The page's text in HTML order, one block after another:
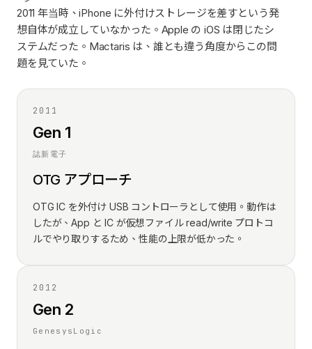
2011 年当時、iPhone に外付けストレージを差すという発
想自体が成立していなかった。Apple の iOS は閉じたシ
ステムだった。Mactaris は、誰とも違う角度からこの問
題を見ていた。
2011
Gen 1
誌新電子
OTG アプローチ
OTG IC を外付け USB コントローラとして使用。動作は
したが、App と IC が仮想ファイル read/write プロトコ
ルでやり取りするため、性能の上限が低かった。
2012
Gen 2
GenesysLogic